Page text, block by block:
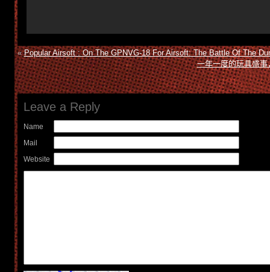
«Popular Airsoft : On The GPNVG-18 For Airsoft: The Battle Of The
一年一度的玩具盛
Leave a Reply
Name
Mail
Website